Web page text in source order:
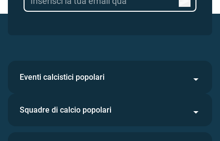
Eventi calcistici popolari
Squadre di calcio popolari